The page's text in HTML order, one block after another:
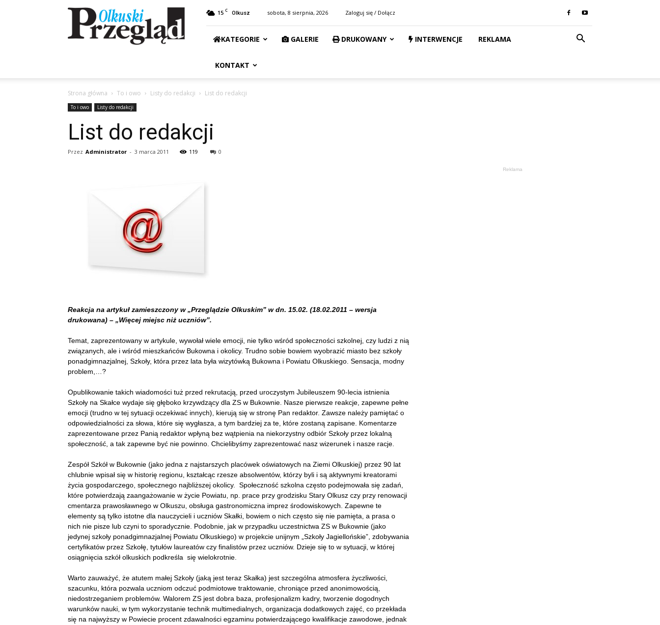
Przegląd
Olkuski
15 C Olkusz sobota, 8 sierpnia, 2026 Zaloguj się / Dołącz
KATEGORIE GALERIE DRUKOWANY INTERWENCJE REKLAMA
KONTAKT
Strona główna To i owo Listy do redakcji List do redakcji
To i owo Listy do redakcji
List do redakcji
Przez Administrator - 3 marca 2011 119 0
Reakcja na artykuł zamieszczony w „Przeglądzie Olkuskim” w dn. 15.02. (18.02.2011 – wersja
drukowana) – „Więcej miejsc niż uczniów”.
Temat, zaprezentowany w artykule, wywołał wiele emocji, nie tylko wśród społeczności szkolnej, czy ludzi z nią
związanych, ale i wśród mieszkańców Bukowna i okolicy. Trudno sobie bowiem wyobrazić miasto bez szkoły
ponadgimnazjalnej, Szkoły, która przez lata była wizytówką Bukowna i Powiatu Olkuskiego. Sensacja, modny
problem,…?
Opublikowanie takich wiadomości tuż przed rekrutacją, przed uroczystym Jubileuszem 90-lecia istnienia
Szkoły na Skałce wydaje się głęboko krzywdzący dla ZS w Bukownie. Nasze pierwsze reakcje, zapewne pełne
emocji (trudno w tej sytuacji oczekiwać innych), kierują się w stronę Pan redaktor. Zawsze należy pamiętać o
odpowiedzialności za słowa, które się wygłasza, a tym bardziej za te, które zostaną zapisane. Komentarze
zaprezentowane przez Panią redaktor wpłyną bez wątpienia na niekorzystny odbiór Szkoły przez lokalną
społeczność, a tak zapewne być nie powinno. Chcielibyśmy zaprezentować nasz wizerunek i nasze racje.
Zespół Szkół w Bukownie (jako jedna z najstarszych placówek oświatowych na Ziemi Olkuskiej) przez 90 lat
chlubnie wpisał się w historię regionu, kształcąc rzesze absolwentów, którzy byli i są aktywnymi kreatorami
życia gospodarczego, społecznego najbliższej okolicy. Społeczność szkolna często podejmowała się zadań,
które potwierdzają zaangażowanie w życie Powiatu, np. prace przy grodzisku Stary Olkusz czy przy renowacji
cmentarza prawosławnego w Olkuszu, obsługa gastronomiczna imprez środowiskowych. Zapewne te
elementy są tylko istotne dla nauczycieli i uczniów Skałki, bowiem o nich często się nie pamięta, a prasa o
nich nie pisze lub czyni to sporadycznie. Podobnie, jak w przypadku uczestnictwa ZS w Bukownie (jako
jedynej szkoły ponadgimnazjalnej Powiatu Olkuskiego) w projekcie unijnym „Szkoły Jagiellońskie”, zdobywania
certyfikatów przez Szkołę, tytułów laureatów czy finalistów przez uczniów. Dzieje się to w sytuacji, w której
osiągnięcia szkół olkuskich podkreśla się wielokrotnie.
Warto zauważyć, że atutem małej Szkoły (jaką jest teraz Skałka) jest szczególna atmosfera życzliwości,
szacunku, która pozwala uczniom odczuć podmiotowe traktowanie, chroniące przed anonimowością,
niedostrzeganiem problemów. Walorem ZS jest dobra baza, profesjonalizm kadry, tworzenie dogodnych
warunków nauki, w tym wykorzystanie technik multimedialnych, organizacja dodatkowych zajęć, co przekłada
się na najwyższy w Powiecie procent zdawalności egzaminu potwierdzającego kwalifikacje zawodowe, jednak
Reklama